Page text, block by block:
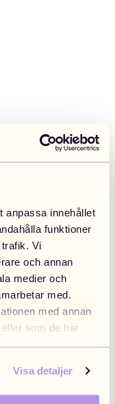
anpassa innehållet
funktioner
Vi
och annan
medier och
med.
med annan
som de har
Visa detaljer
occurred (see the
.